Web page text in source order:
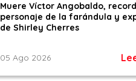
Muere Víctor Angobaldo,
personaje de la farándula y
de Shirley Cherres
05 Ago 2026